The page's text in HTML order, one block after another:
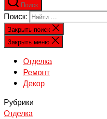
Поиск
Поиск:
Закрыть поиск
Закрыть меню
Отделка
Ремонт
Декор
Рубрики
Отделка